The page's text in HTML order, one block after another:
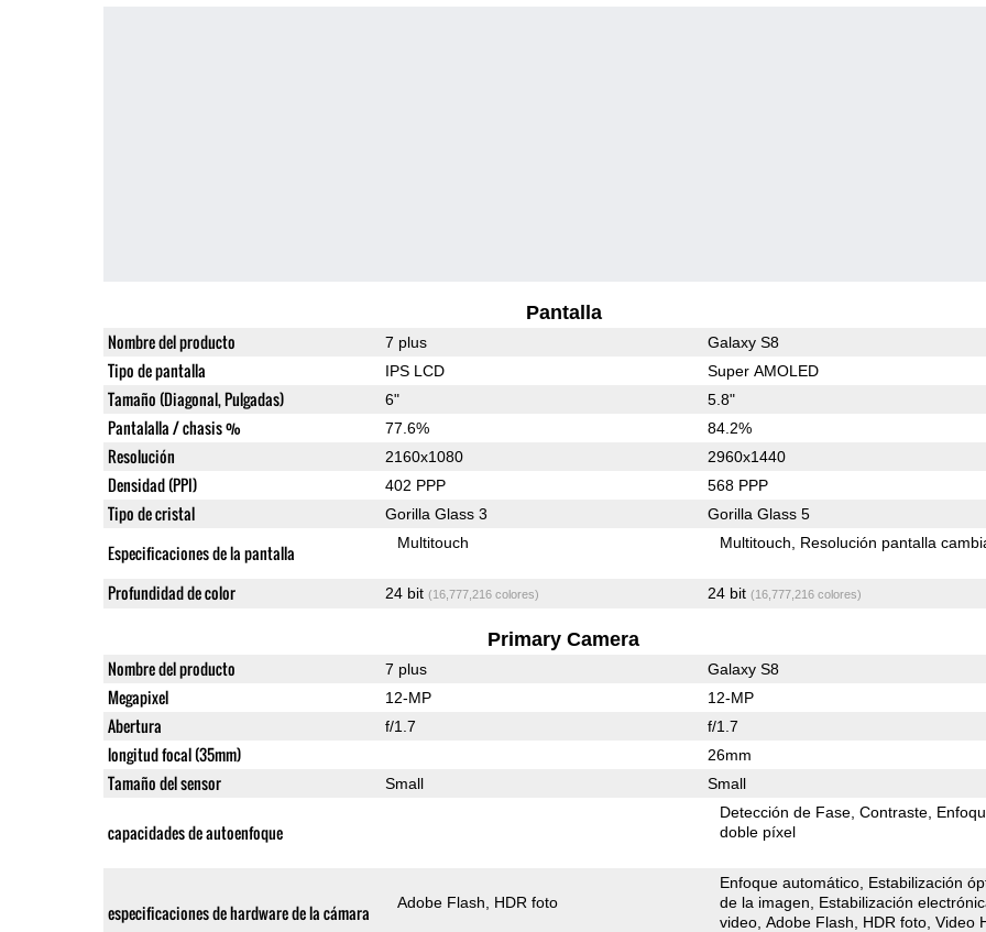
Pantalla
Nombre del producto 7 plus Galaxy S8
Tipo de pantalla IPS LCD Super AMOLED
Tamaño (Diagonal, Pulgadas) 6" 5.8"
Pantalalla / chasis % 77.6% 84.2%
Resolución 2160x1080 2960x1440
Densidad (PPI) 402 PPP 568 PPP
Tipo de cristal Gorilla Glass 3 Gorilla Glass 5
Especificaciones de la pantalla Multitouch Multitouch Resolución pantalla
Profundidad de color 24 bit (16,777,216 colores) 24 bit (16,777,216 colores)
Primary Camera
Nombre del producto 7 plus Galaxy S8
Megapixel 12-MP 12-MP
Abertura f/1.7 f/1.7
longitud focal (35mm) 26mm
Tamaño del sensor Small Small
capacidades de autoenfoque
Detección de Fase Contraste
doble píxel
especificaciones de hardware de la cámara Adobe Flash HDR foto
Enfoque automático Estabilización
de la imagen
Estabilización
video Adobe Flash HDR foto Video